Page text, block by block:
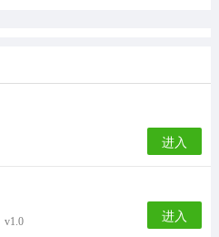
进入
v1.0 进入